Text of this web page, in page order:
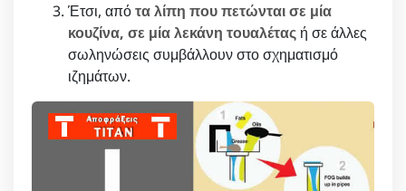
Έτσι, απότα λίπη που πετώνται σε μία
κουζίνα, σε μία λεκάνη τουαλέτας ή σε άλλες
σωληνώσεις συμβάλλουν στο σχηματισμό
ιζημάτων.